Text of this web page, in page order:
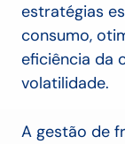
estratégias
consumo,
eficiência da
volatilidade.
A gestão de